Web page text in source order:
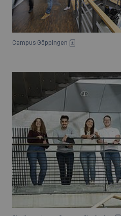
Campus Göppingen